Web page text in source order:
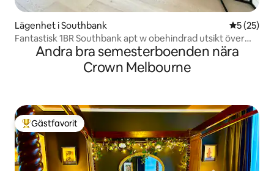
Lägenhet i Southbank 5 av 5 i
5 (25)
Fantastisk 1BR Southbank apt w obehindrad utsikt över
stadenAndra bra semesterboenden nära
Crown Melbourne
Populär gästfavorit
Gästfavorit